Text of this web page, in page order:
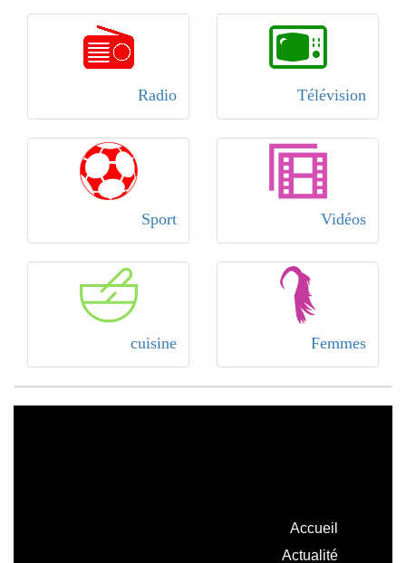
Télévision
Radio
Vidéos
Sport
Femmes
cuisine
Accueil
Actualité